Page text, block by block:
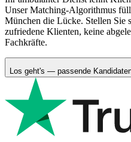
Unser Matching-Algorithmus
München die Lücke. Stellen Sie
zufriedene Klienten, keine
Fachkräfte.
Los geht's — passende